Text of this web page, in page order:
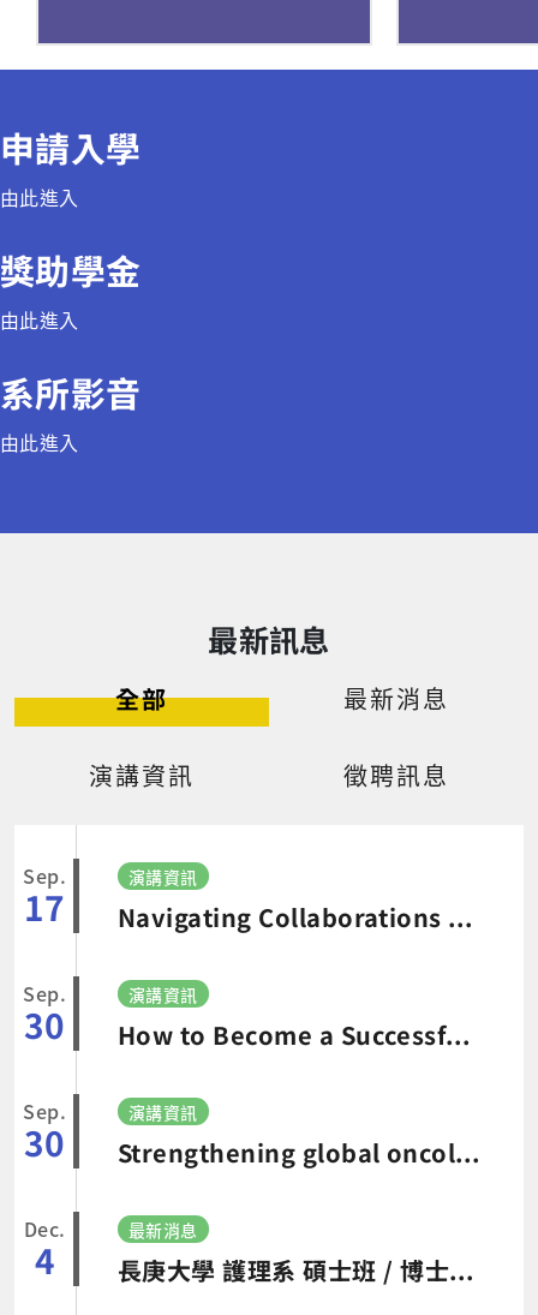
申請入學
由此進入
獎助學金
由此進入
系所影音
由此進入
最新訊息
全部 最新消息
演講資訊 徵聘訊息
Sep.
17
演講資訊
Navigating Collaborations between Early-Career Researchers and PhD Advisors
Sep.
30
演講資訊
How to Become a Successful Nursing Leader in a Changing Environment
Sep.
30
演講資訊
Strengthening global oncology nursing leadership: challenges and recommendations
Dec.
4
最新消息
長庚大學 護理系 碩士班 / 博士班考試入學 115學年度招生公告